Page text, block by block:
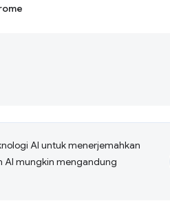
AI untuk menerjemahkan
AI mungkin mengandung